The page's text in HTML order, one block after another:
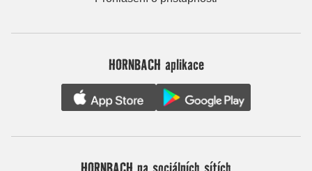
HORNBACH aplikace